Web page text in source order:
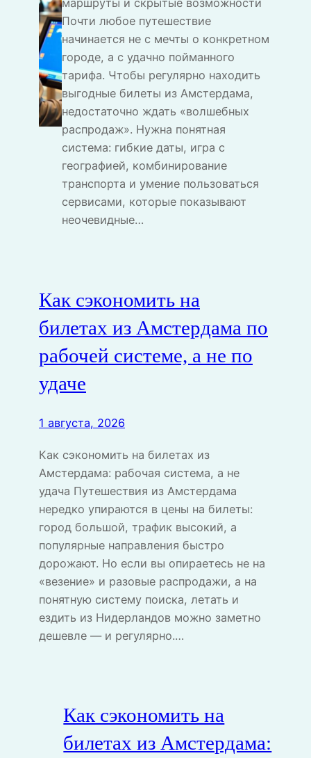
маршруты и скрытые возможности
Почти любое путешествие
начинается не с мечты о конкретном
городе, а с удачно пойманного
тарифа. Чтобы регулярно находить
выгодные билеты из Амстердама,
недостаточно ждать «волшебных
распродаж». Нужна понятная
система: гибкие даты, игра с
географией, комбинирование
транспорта и умение пользоваться
сервисами, которые показывают
неочевидные…
Как сэкономить на
билетах из Амстердама по
рабочей системе, а не по
удаче
1 августа, 2026
Как сэкономить на билетах из
Амстердама: рабочая система, а не
удача Путешествия из Амстердама
нередко упираются в цены на билеты:
город большой, трафик высокий, а
популярные направления быстро
дорожают. Но если вы опираетесь не на
«везение» и разовые распродажи, а на
понятную систему поиска, летать и
ездить из Нидерландов можно заметно
дешевле — и регулярно.…
Как сэкономить на
билетах из Амстердама: